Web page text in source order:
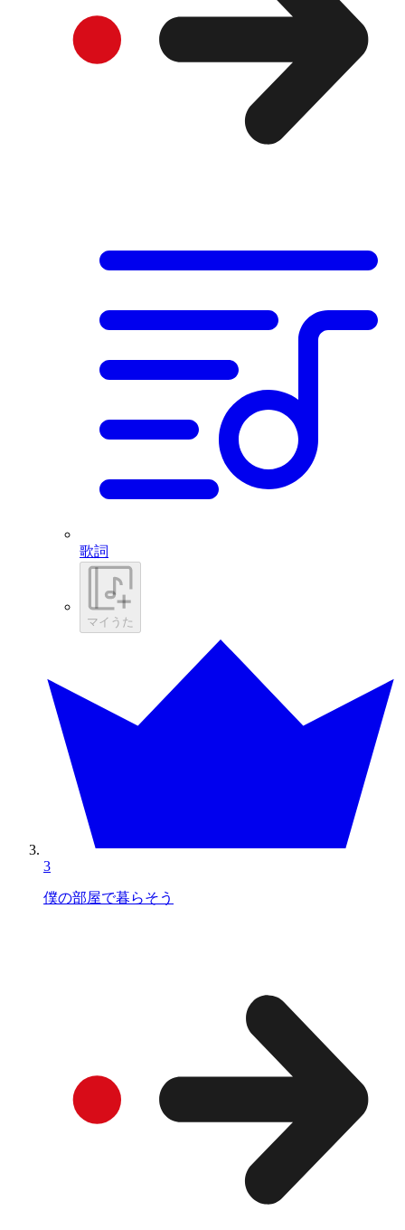
歌詞
マイうた
3
僕の部屋で暮らそう